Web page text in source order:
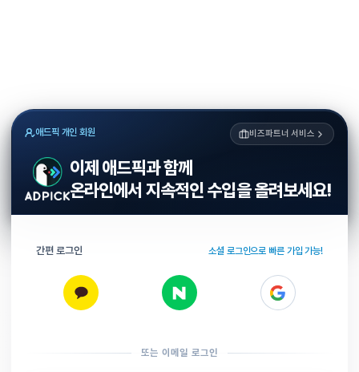
애드픽 개인 회원 비즈파트너 서비스
이제 애드픽과 함께
온라인에서 지속적인 수입을 올려보세요!
간편 로그인 소셜 로그인으로 빠른 가입 가능!
또는 이메일 로그인